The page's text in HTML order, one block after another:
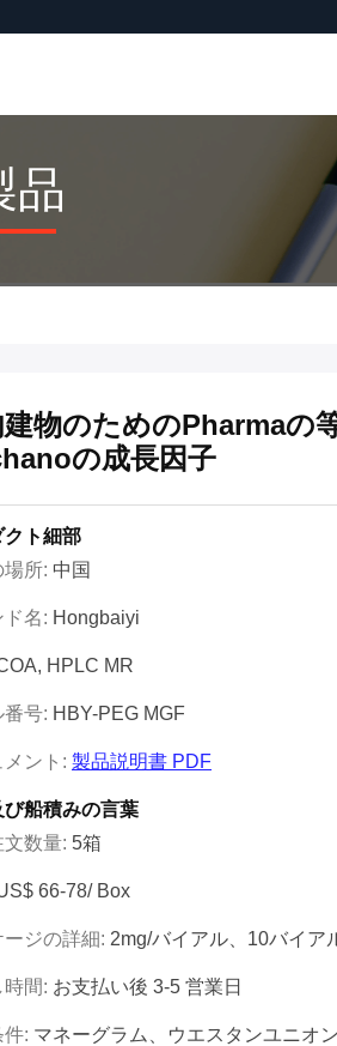
品
物のためのPharmaの
の成長因子
クト細部
場所: 中国
ド名: Hongbaiyi
HPLC MR
番号: HBY-PEG MGF
メント: 製品説明書 PDF
び船積みの言葉
数量: 5箱
66-78/ Box
ジの詳細: 2mg/バイアル、10バイア
時間: お支払い後 3-5 営業日
件: マネーグラム、ウエスタンユニオ